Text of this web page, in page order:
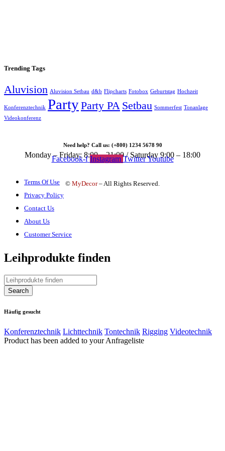
Trending Tags
Aluvision Aluvision Setbau d&b Flipcharts Fotobox Geburtstag Hochzeit
Konferenztechnik PartyParty PA Setbau Sommerfest Tonanlage
Videokonferenz
Need help? Call us: (+800) 1234 5678 90
Monday – Friday: 8:00 – 21:00 / Saturday 9:00 – 18:00
Facebook-f Instagram TwitterYoutube
© MyDecor– All Rights Reserved.
Terms Of Use
Privacy Policy
Contact Us
About Us
Customer Service
Leihprodukte finden
Häufig gesucht
Konferenztechnik Lichttechnik Tontechnik Rigging Videotechnik
Product has been added to your Anfrageliste